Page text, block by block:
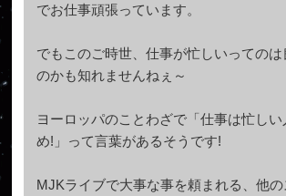
でお仕事頑張っています。
でもこのご時世、仕事が忙しいってのは
のかも知れませんねぇ～
ヨーロッパのことわざで「仕事は忙しい
め!」って言葉があるそうです!
MJKライブで大事な事を頼まれる、他の